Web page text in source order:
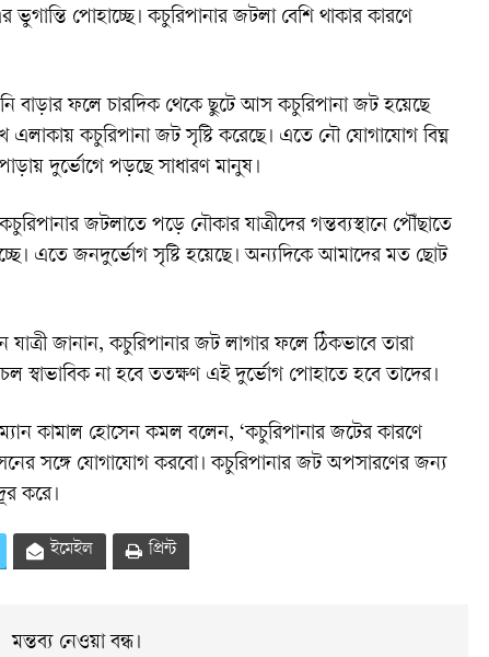
ভুগান্তি পোহাচ্ছে। কচুরিপানার জটলা বেশি থাকার কারণে
বাড়ার ফলে চারদিক থেকে ছুটে আস কচুরিপানা জট হয়েছে
এলাকায় কচুরিপানা জট সৃষ্টি করেছে। এতে নৌ যোগাযোগ বিঘ্ন
দুর্ভোগে পড়ছে সাধারণ মানুষ।
জটলাতে পড়ে নৌকার যাত্রীদের গন্তব্যস্থানে পৌঁছাতে
এতে জনদুর্ভোগ সৃষ্টি হয়েছে। অন্যদিকে আমাদের মত ছোট
জানান, কচুরিপানার জট লাগার ফলে ঠিকভাবে তারা
স্বাভাবিক না হবে ততক্ষণ এই দুর্ভোগ পোহাতে হবে তাদের।
কামাল হোসেন কমল বলেন, ‘কচুরিপানার জটের কারণে
সঙ্গে যোগাযোগ করবো। কচুরিপানার জট অপসারণের জন্য
করে।
ইমেইল প্রিন্ট
মন্তব্য নেওয়া বন্ধ।